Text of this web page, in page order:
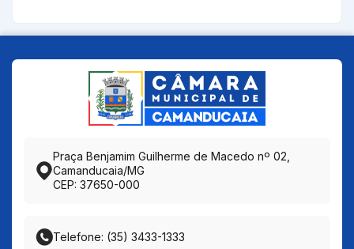
Praça Benjamim Guilherme de Macedo nº 02,
Camanducaia/MG
CEP: 37650-000
Telefone: (35) 3433-1333